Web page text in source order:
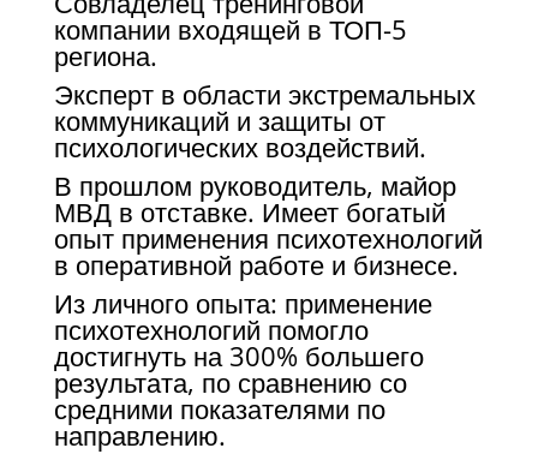
компании входящей в ТОП-5
региона.
Эксперт в области экстремальных
коммуникаций и защиты от
психологических воздействий.
В прошлом руководитель, майор
МВД в отставке. Имеет богатый
опыт применения психотехнологий
в оперативной работе и бизнесе.
Из личного опыта: применение
психотехнологий помогло
достигнуть на 300% большего
результата, по сравнению со
средними показателями по
направлению.